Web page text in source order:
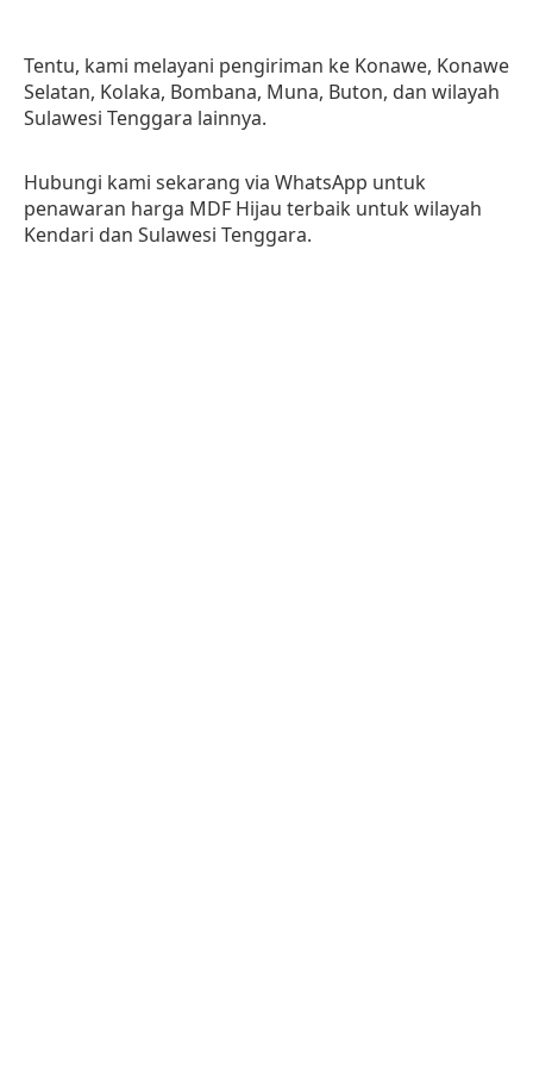
Tentu, kami melayani pengiriman ke Konawe, Konawe
Selatan, Kolaka, Bombana, Muna, Buton, dan wilayah
Sulawesi Tenggara lainnya.
Hubungi kami sekarang via WhatsApp untuk
penawaran harga MDF Hijau terbaik untuk wilayah
Kendari dan Sulawesi Tenggara.